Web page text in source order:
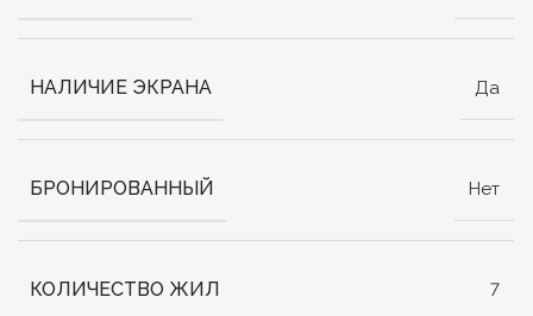
НАЛИЧИЕ ЭКРАНА Да
БРОНИРОВАННЫЙ Нет
КОЛИЧЕСТВО ЖИЛ 7